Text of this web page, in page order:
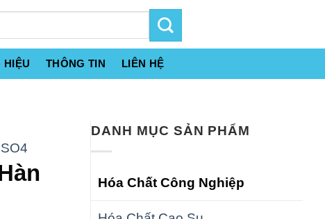
HIỆU THÔNG TIN LIÊN HỆ
DANH MỤC SẢN PHẨM
Hóa Chất Công Nghiệp